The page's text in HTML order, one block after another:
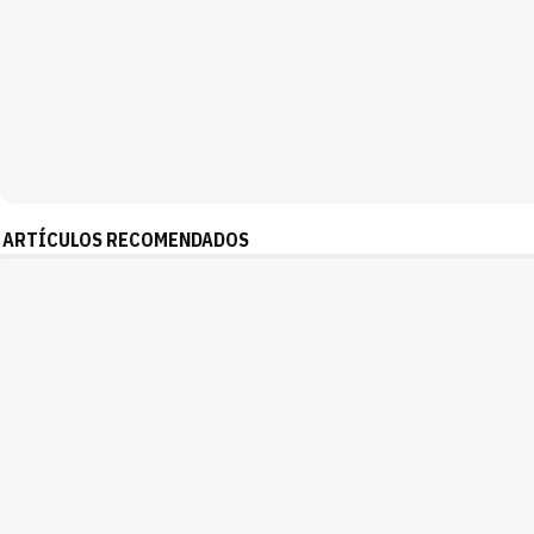
ARTÍCULOS RECOMENDADOS